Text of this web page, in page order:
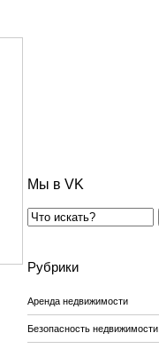
Мы в VK
Рубрики
Аренда недвижимости
Безопасность недвижимости